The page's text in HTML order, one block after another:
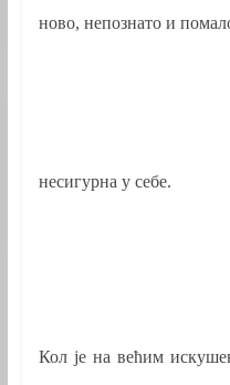
ново, непознато и
несигурна у себе.
Кол је на већим